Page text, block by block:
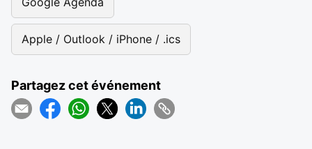
Apple / Outlook / iPhone / .ics
Partagez cet événement